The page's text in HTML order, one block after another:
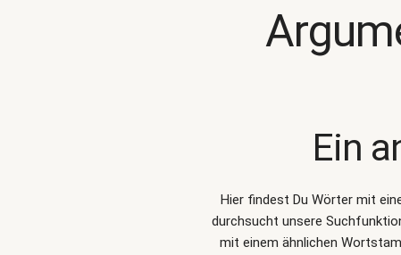
Ein
Hier findest Du Wörter mit
durchsucht unsere
mit einem ähnlichen